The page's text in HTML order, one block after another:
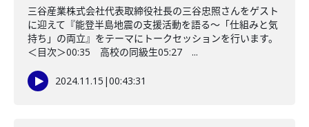
三谷産業株式会社代表取締役社長の三谷忠照さんをゲスト
に迎えて『能登半島地震の支援活動を語る～「仕組みと気
持ち」の両立』をテーマにトークセッションを行います。
＜目次＞00:35 高校の同級生05:27 ...
2024.11.15 |00:43:31